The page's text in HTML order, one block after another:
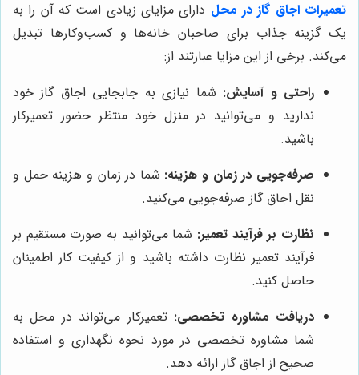
تعمیرات اجاق گاز در محل دارای مزایای زیادی است که آن را به
یک گزینه جذاب برای صاحبان خانه‌ها و کسب‌وکارها تبدیل
می‌کند. برخی از این مزایا عبارتند از:
راحتی و آسایش: شما نیازی به جابجایی اجاق گاز خود
ندارید و می‌توانید در منزل خود منتظر حضور تعمیرکار
باشید.
صرفه‌جویی در زمان و هزینه: شما در زمان و هزینه حمل و
نقل اجاق گاز صرفه‌جویی می‌کنید.
نظارت بر فرآیند تعمیر: شما می‌توانید به صورت مستقیم بر
فرآیند تعمیر نظارت داشته باشید و از کیفیت کار اطمینان
حاصل کنید.
دریافت مشاوره تخصصی: تعمیرکار می‌تواند در محل به
شما مشاوره تخصصی در مورد نحوه نگهداری و استفاده
صحیح از اجاق گاز ارائه دهد.